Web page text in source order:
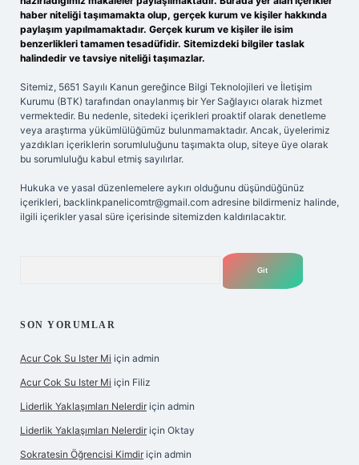
haber niteliği taşımamakta olup, gerçek kurum ve kişiler hakkında
paylaşım yapılmamaktadır. Gerçek kurum ve kişiler ile isim
benzerlikleri tamamen tesadüfidir. Sitemizdeki bilgiler taslak
halindedir ve tavsiye niteliği taşımazlar.
Sitemiz, 5651 Sayılı Kanun gereğince Bilgi Teknolojileri ve İletişim
Kurumu (BTK) tarafından onaylanmış bir Yer Sağlayıcı olarak hizmet
vermektedir. Bu nedenle, sitedeki içerikleri proaktif olarak denetleme
veya araştırma yükümlülüğümüz bulunmamaktadır. Ancak, üyelerimiz
yazdıkları içeriklerin sorumluluğunu taşımakta olup, siteye üye olarak
bu sorumluluğu kabul etmiş sayılırlar.
Hukuka ve yasal düzenlemelere aykırı olduğunu düşündüğünüz
içerikleri, backlinkpanelicomtr@gmail.com adresine bildirmeniz halinde,
ilgili içerikler yasal süre içerisinde sitemizden kaldırılacaktır.
SON YORUMLAR
Acur Cok Su Ister Mi için admin
Acur Cok Su Ister Mi için Filiz
Liderlik Yaklaşımları Nelerdir için admin
Liderlik Yaklaşımları Nelerdir için Oktay
Sokratesin Öğrencisi Kimdir için admin